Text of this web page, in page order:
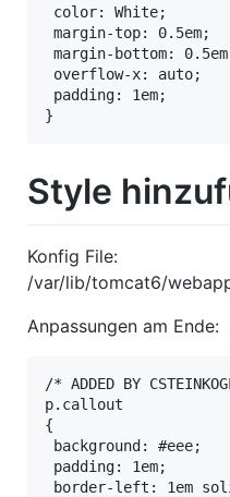
color: White;
margin-top: 0.5em;
margin-bottom:
overflow-x: auto;
padding: 1em;
}
Style
Konfig File:
/var/lib/tomcat6/
Anpassungen am Ende:
/* ADDED BY
p.callout
{
background: #eee;
padding: 1em;
border-left: 1em